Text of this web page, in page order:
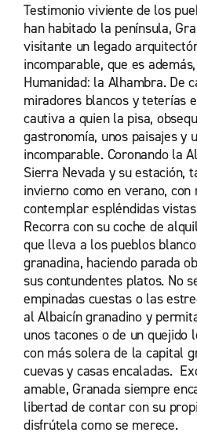
Testimonio viviente de los
han habitado la península,
visitante un legado
incomparable, que es
Humanidad: la Alhambra. De
miradores blancos y teterías
cautiva a quien la pisa,
gastronomía, unos paisajes y
incomparable. Coronando la
Sierra Nevada y su estación,
invierno como en verano, con
contemplar espléndidas
Recorra con su coche de
que lleva a los pueblos
granadina, haciendo parada
sus contundentes platos. No
empinadas cuestas o las
al Albaicín granadino y
unos tacones o de un quejido
con más solera de la capital
cuevas y casas encaladas.
amable, Granada siempre
libertad de contar con su
disfrútela como se merece.